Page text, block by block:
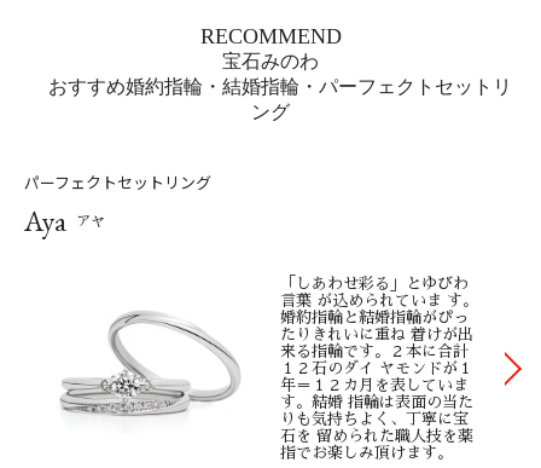
くりを心がけております。おふたりの不安が あれば、寄り添い
一緒に解決していきたいです。ぜひお気軽にご来店 ください。
180種類以上のオリジナルデザインを、婚約指輪と結婚指輪の紹
介ペー ジにてお楽しみください。
ブライダルリングは全て永久保証書付きで、お選びいただいた
１本を末 永く大切に身に着けて頂けるようプロの技術とサービ
クオリティページにて、詳細をおまとめしております。こちら
では、 各項目のまとめをご案内いたします。プラチナ／AFFLUX
では、 一般的なプラチナリングより約2倍の硬度がある「スー
パーハードプラチナ」を始め、 ３種類のプラチナをご準備して
気軽にフリーダイヤルからお問合わせください。
RECOMMEND
宝石みのわ
おすすめ婚約指輪・結婚指輪・パーフェクトセットリ
ング
パーフェクトセットリング
Aya アヤ
「しあわせ彩る」とゆびわ
言葉 が込められていま す。
婚約指輪と結婚指輪がぴっ
たりきれいに重ね 着けが出
来る指輪です。２本に合計
１２石のダイ ヤモンドが１
年＝１２カ月を表していま
す。結婚 指輪は表面の当た
りも気持ちよく、丁寧に宝
石を 留められた職人技を薬
指でお楽しみ頂けます。